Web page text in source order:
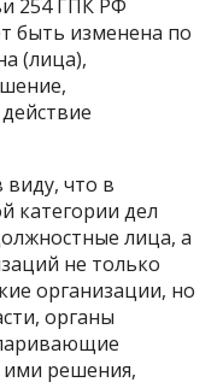
254 ГПК РФ
быть изменена по
(лица),
что в
категории дел
лица, а
не только
организации, но
органы
ими решения,